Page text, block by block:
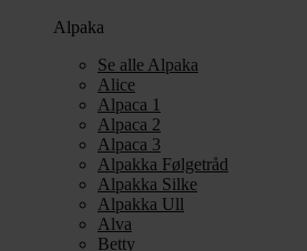
Alpaka
Se alle Alpaka
Alice
Alpaca 1
Alpaca 2
Alpaca 3
Alpakka Følgetråd
Alpakka Silke
Alpakka Ull
Alva
Betty